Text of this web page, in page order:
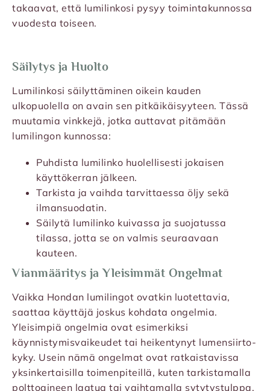
takaavat, että lumilinkosi pysyy toimintakunnossa
vuodesta toiseen.
Säilytys ja Huolto
Lumilinkosi säilyttäminen oikein kauden
ulkopuolella on avain sen pitkäikäisyyteen. Tässä
muutamia vinkkejä, jotka auttavat pitämään
lumilingon kunnossa:
Puhdista lumilinko huolellisesti jokaisen
käyttökerran jälkeen.
Tarkista ja vaihda tarvittaessa öljy sekä
ilmansuodatin.
Säilytä lumilinko kuivassa ja suojatussa
tilassa, jotta se on valmis seuraavaan
kauteen.
Vianmääritys ja Yleisimmät Ongelmat
Vaikka Hondan lumilingot ovatkin luotettavia,
saattaa käyttäjä joskus kohdata ongelmia.
Yleisimpiä ongelmia ovat esimerkiksi
käynnistymisvaikeudet tai heikentynyt lumensiirto-
kyky. Usein nämä ongelmat ovat ratkaistavissa
yksinkertaisilla toimenpiteillä, kuten tarkistamalla
polttoaineen laatua tai vaihtamalla sytytystulppa.